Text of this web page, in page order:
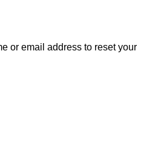
or email address to reset your